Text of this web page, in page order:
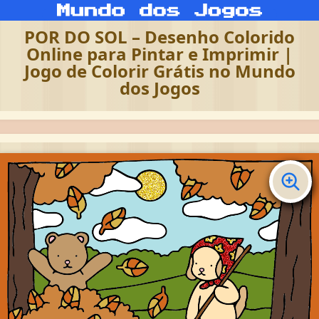
POR DO SOL – Desenho Colorido
Online para Pintar e Imprimir |
Jogo de Colorir Grátis no Mundo
dos Jogos